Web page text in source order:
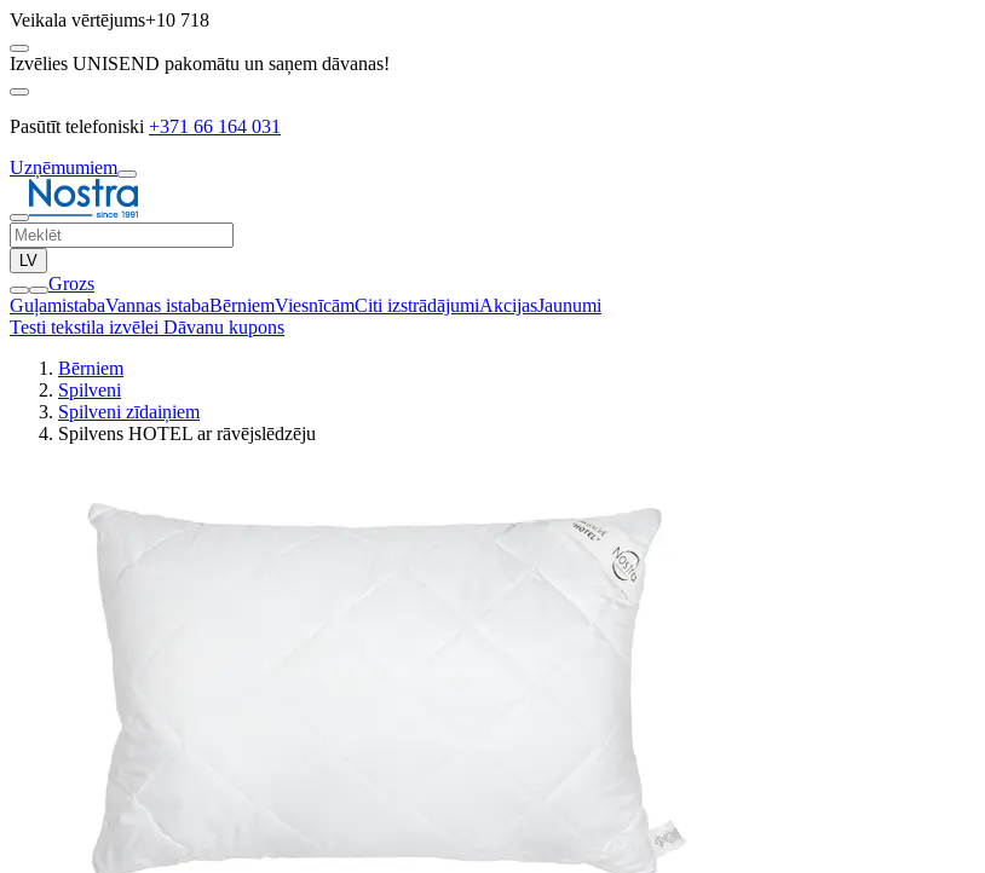
Veikala vērtējums+10 718
Izvēlies UNISEND pakomātu un saņem dāvanas!
Pasūtīt telefoniski +371 66 164 031
Uzņēmumiem
LV
Grozs
GuļamistabaVannas istabaBērniemViesnīcāmCiti izstrādājumiAkcijasJaunumi
Testi tekstila izvēlei Dāvanu kupons
Bērniem
Spilveni
Spilveni zīdaiņiem
Spilvens HOTEL ar rāvējslēdzēju